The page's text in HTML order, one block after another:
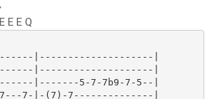
E E Q
|--------------------|
|--------------------|
|-------5-7-7b9-7-5--|
7-|-(7)-7--------------|